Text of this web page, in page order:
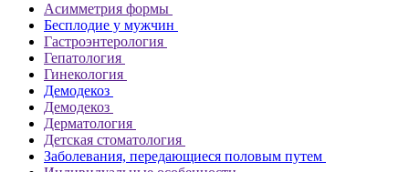
Асимметрия формы
Бесплодие у мужчин
Гастроэнтерология
Гепатология
Гинекология
Демодекоз
Демодекоз
Дерматология
Детская стоматология
Заболевания, передающиеся половым путем